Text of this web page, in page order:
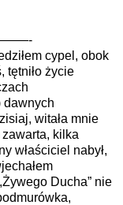
cypel, obok
tętniło życie
dawnych
witała mnie
kilka
właściciel nabył,
Ducha” nie